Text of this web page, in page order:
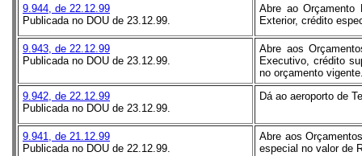
9.944, de 22.12.99
Publicada no DOU de 23.12.99.
Abre ao Orçamento
Exterior, crédito
9.943, de 22.12.99
Publicada no DOU de 23.12.99.
Abre aos
Executivo, crédito
no orçamento
9.942, de 22.12.99
Publicada no DOU de 23.12.99.
Dá ao aeroporto de
9.941, de 21.12.99
Publicada no DOU de 22.12.99.
Abre aos
especial no valor de